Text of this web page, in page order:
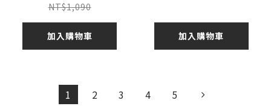
NT$1,090
加入購物車 加入購物車
1 2 3 4 5